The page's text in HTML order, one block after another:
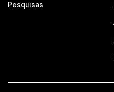
Pesquisas